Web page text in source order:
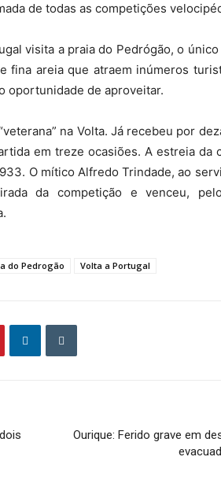
de todas as competições
visita a praia do Pedrógão, o
fina areia que atraem inúmeros
oportunidade de aproveitar.
na Volta. Já recebeu por
em treze ocasiões. A estreia da
O mítico Alfredo Trindade, ao
da competição e venceu,
do Pedrogão Volta a Portugal
Ourique: Ferido grave em